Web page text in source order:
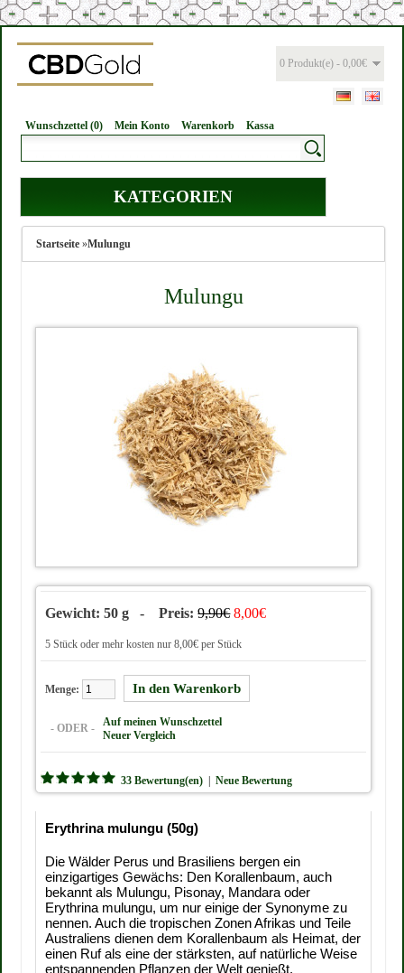
0 Produkt(e) - 0,00€
Wunschzettel (0) Mein Konto Warenkorb Kassa
KATEGORIEN
Startseite »Mulungu
Mulungu
Gewicht: 50 g - Preis:9,90€ 8,00€
5 Stück oder mehr kosten nur 8,00€ per Stück
Menge:
- ODER -
Auf meinen Wunschzettel
Neuer Vergleich
33 Bewertung(en) |Neue Bewertung
Erythrina mulungu (50g)
Die Wälder Perus und Brasiliens bergen ein
einzigartiges Gewächs: Den Korallenbaum, auch
bekannt als Mulungu, Pisonay, Mandara oder
Erythrina mulungu, um nur einige der Synonyme zu
nennen. Auch die tropischen Zonen Afrikas und Teile
Australiens dienen dem Korallenbaum als Heimat, der
einen Ruf als eine der stärksten, auf natürliche Weise
entspannenden Pflanzen der Welt genießt.